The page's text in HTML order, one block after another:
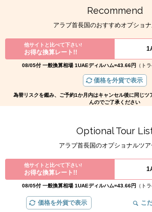
Recommend
アラブ首長国のおすすめオプショ
他サイトと比べて下さい!
お得な換算レート!!
08/05付 一般換算相場 1UAEディルハム=43.66円 （ト
価格を外貨で表示
為替リスクを鑑み、ご予約1か月内はキャンセル後に同じツ
んのでご了承ください
Optional Tour
アラブ首長国のオプショナルツ
他サイトと比べて下さい!
お得な換算レート!!
08/05付 一般換算相場 1UAEディルハム=43.66円 （ト
価格を外貨で表示 こ